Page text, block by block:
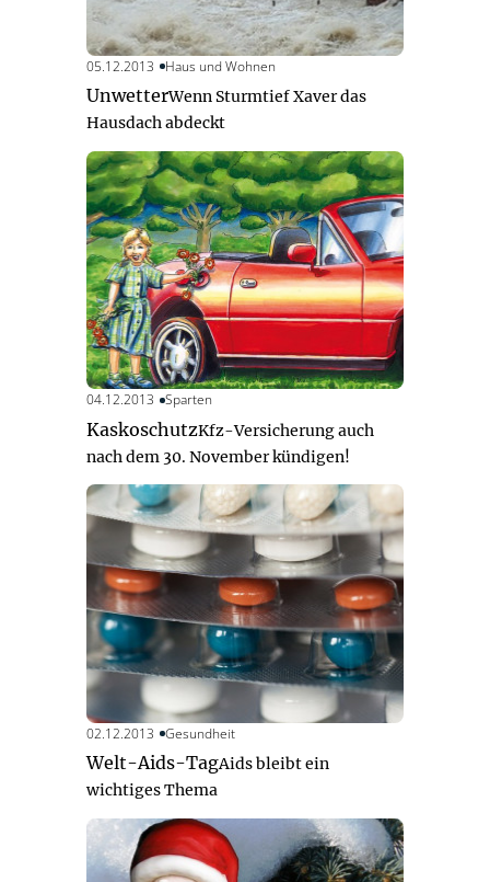
05.12.2013 Haus und Wohnen
UnwetterWenn Sturmtief Xaver das
Hausdach abdeckt
04.12.2013 Sparten
KaskoschutzKfz-Versicherung auch
nach dem 30. November kündigen!
02.12.2013 Gesundheit
Welt-Aids-TagAids bleibt ein
wichtiges Thema